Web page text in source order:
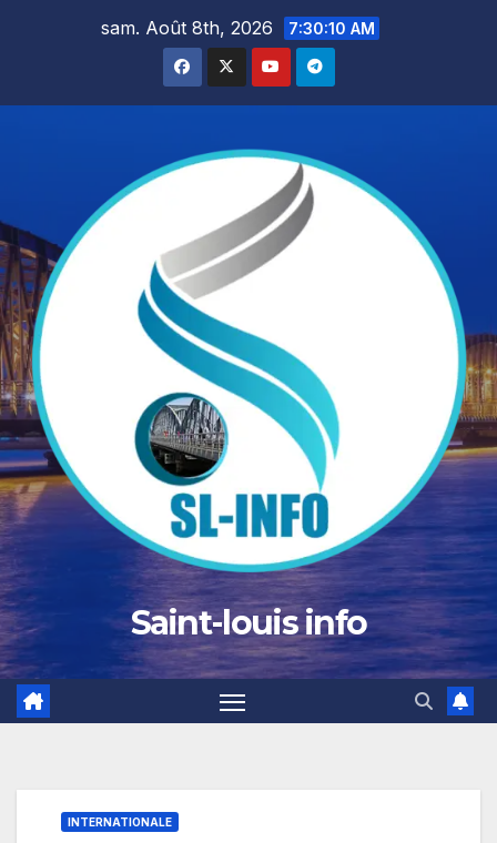
sam. Août 8th, 2026 7:30:11 AM
Saint-louis info
INTERNATIONALE